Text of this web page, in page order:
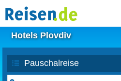
Hotels Plovdiv